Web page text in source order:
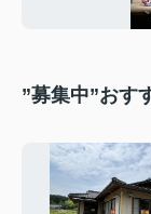
”募集中”おす